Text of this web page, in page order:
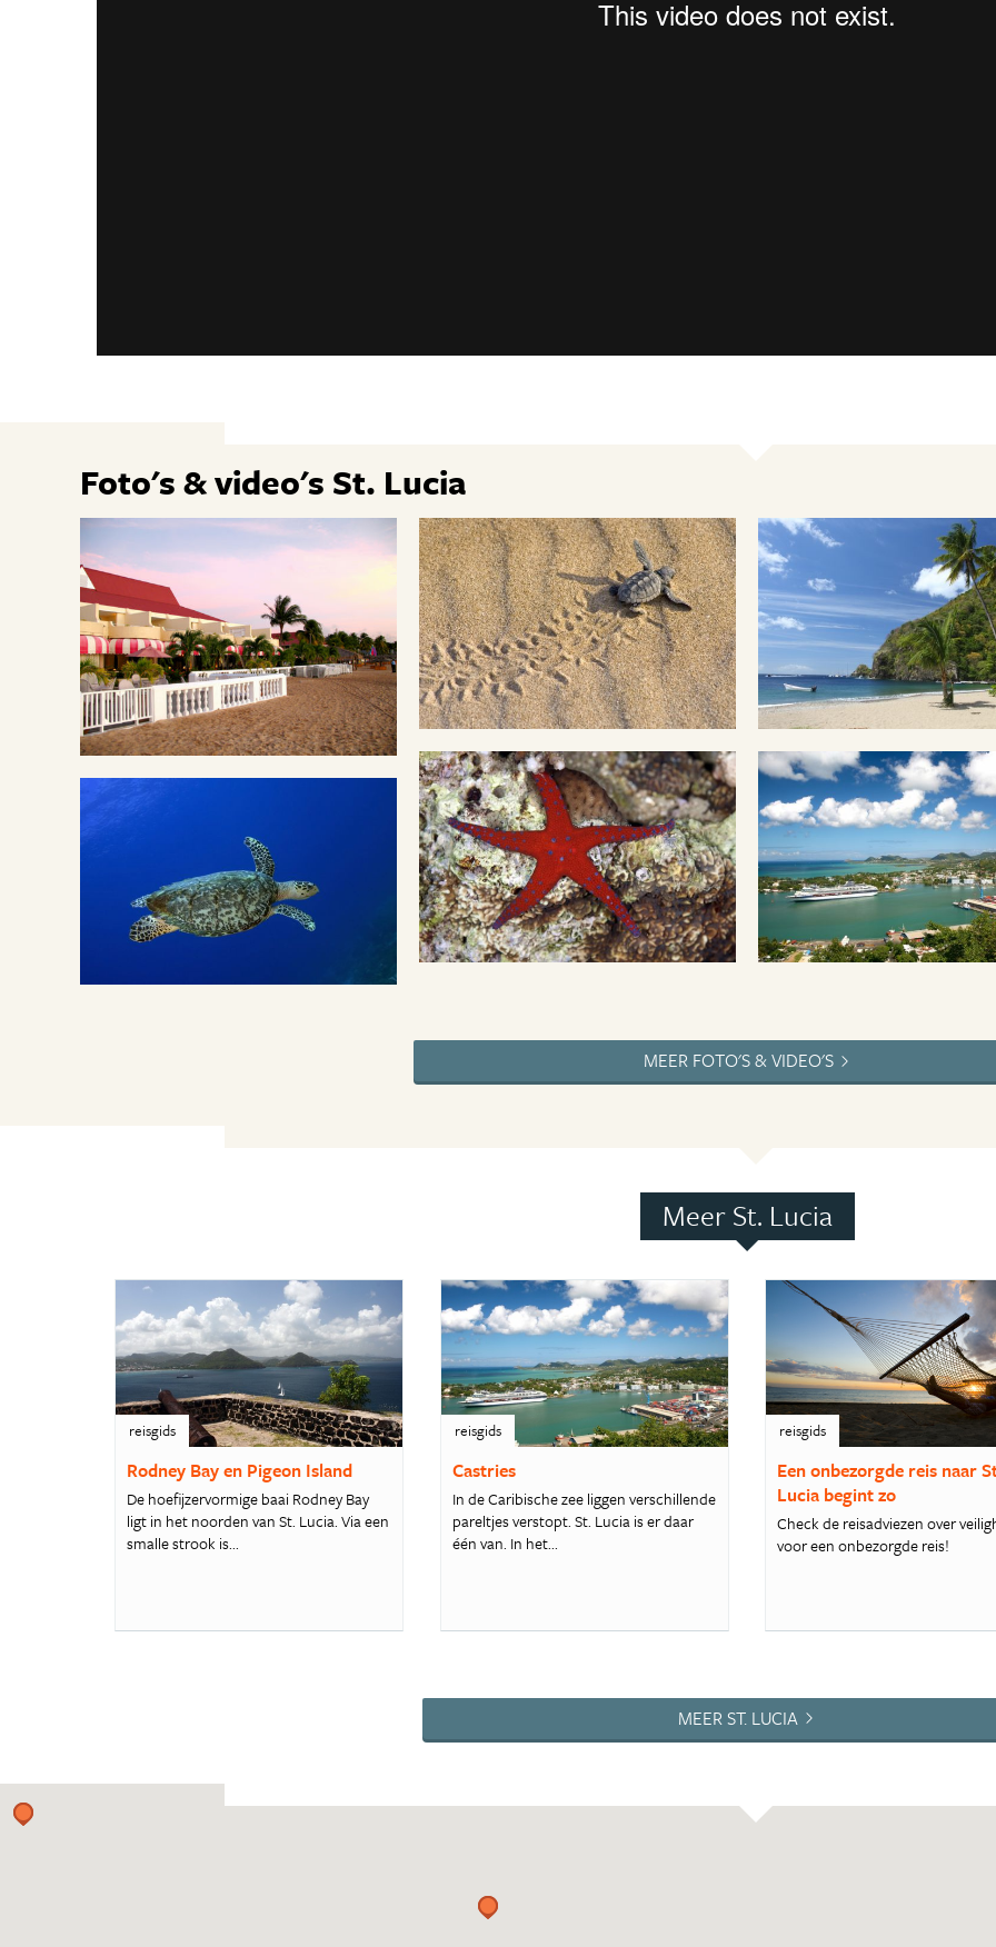
Foto's & video's St. Lucia
MEER FOTO'S & VIDEO'S
Meer St. Lucia
reisgids
Rodney Bay en Pigeon Island
De hoefijzervormige baai Rodney Bay
ligt in het noorden van St. Lucia. Via een
smalle strook is...
reisgids
Castries
In de Caribische zee liggen verschillende
pareltjes verstopt. St. Lucia is er daar
één van. In het...
reisgids
Een onbezorgde reis naar
Lucia begint zo
Check de reisadviezen over
voor een onbezorgde reis!
MEER ST. LUCIA